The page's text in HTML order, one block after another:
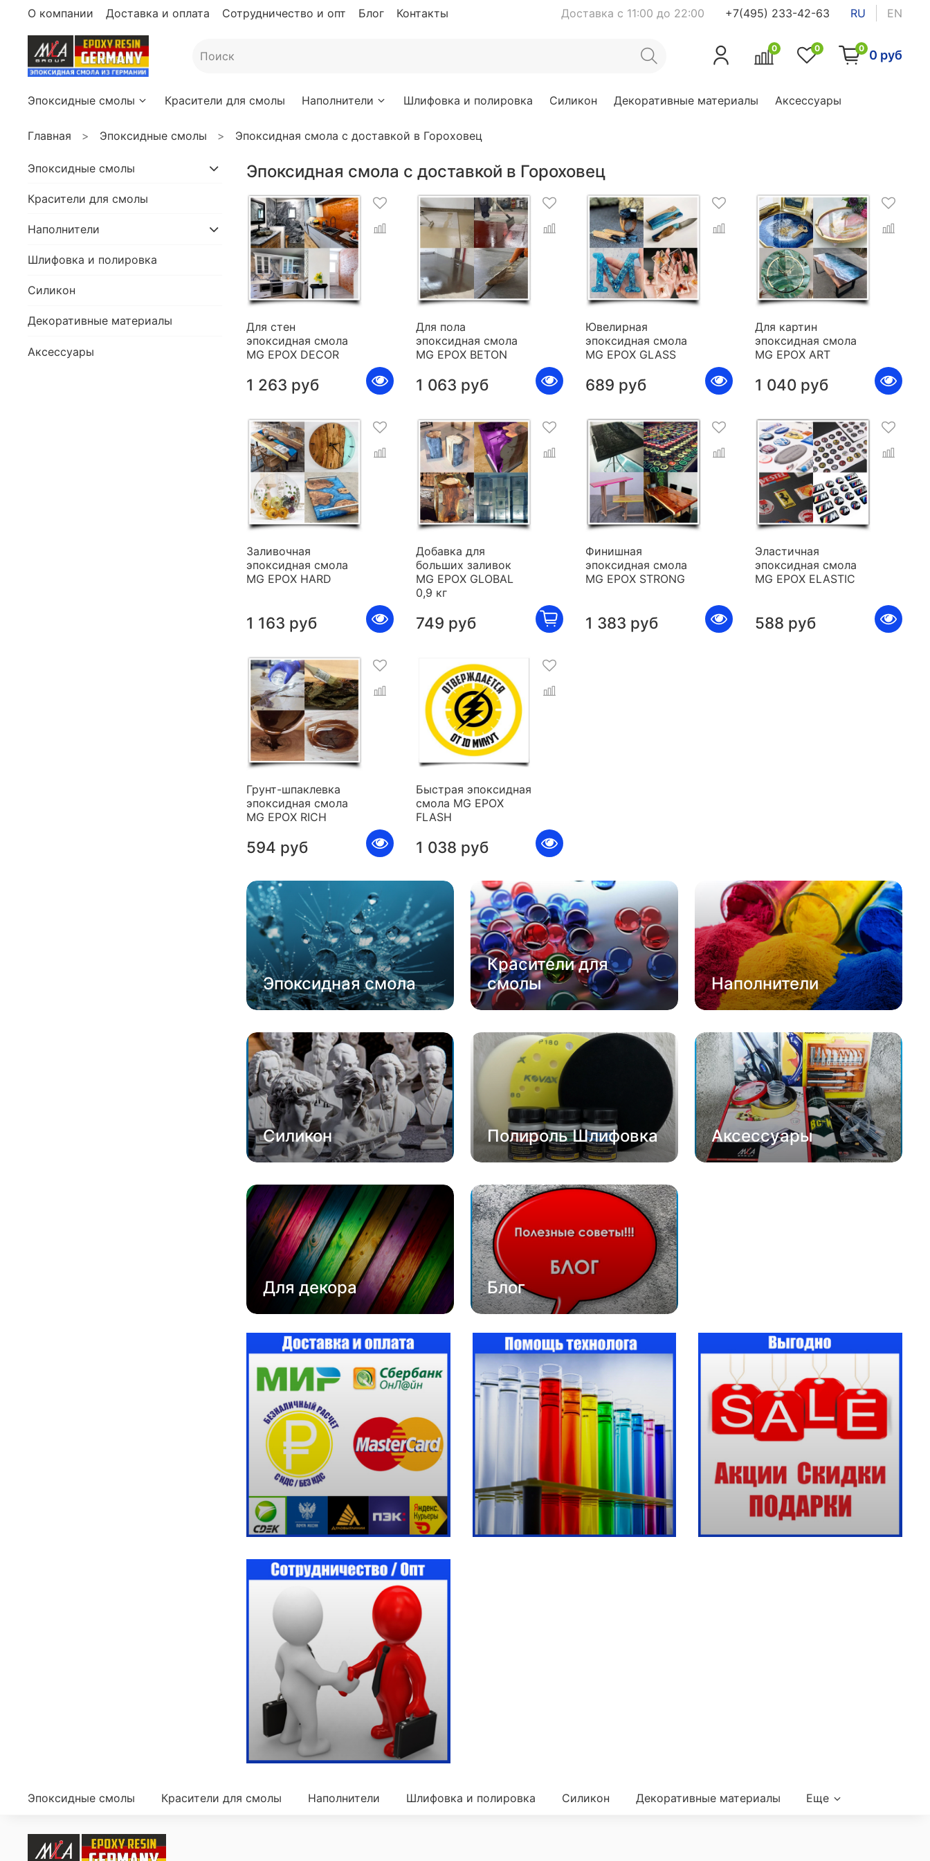
О компании Доставка и оплата Сотрудничество и опт Блог Контакты Доставка с 11:00 до 22:00 +7(495) 233-42-63 RU EN
0 0 0 0 руб
Эпоксидные смолы Красители для смолы Наполнители Шлифовка и полировка Силикон Декоративные материалы Аксессуары
Главная Эпоксидные смолы Эпоксидная смола с доставкой в Гороховец
Эпоксидная смола с доставкой в Гороховец
Для стен
эпоксидная смола
MG EPOX DECOR
1 263 руб
Для пола
эпоксидная смола
MG EPOX BETON
1 063 руб
Ювелирная
эпоксидная смола
MG EPOX GLASS
689 руб
Для картин
эпоксидная смола
MG EPOX ART
1 040 руб
Заливочная
эпоксидная смола
MG EPOX HARD
1 163 руб
Добавка для
больших заливок
MG EPOX GLOBAL
0,9 кг
749 руб
Финишная
эпоксидная смола
MG EPOX STRONG
1 383 руб
Эластичная
эпоксидная смола
MG EPOX ELASTIC
588 руб
Грунт-шпаклевка
эпоксидная смола
MG EPOX RICH
594 руб
Быстрая эпоксидная
смола MG EPOX
FLASH
1 038 руб
Эпоксидная смола
Красители для
смолы
Наполнители
Силикон Полироль Шлифовка Аксессуары
Для декора Блог
Эпоксидные смолы
Красители для смолы
Наполнители
Шлифовка и полировка
Силикон
Декоративные материалы
Аксессуары
Эпоксидные смолы Красители для смолы Наполнители Шлифовка и полировка Силикон Декоративные материалы Еще